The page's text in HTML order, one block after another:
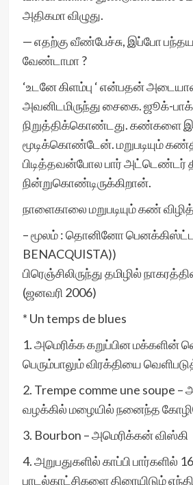
அதிகமா விழுது.
— எதற்கு வீண்பேச்சு, இப்போ
வேண்டாமா ?
‘உடனே கிளம்பு ‘ என்பதன்
அவனிடமிருந்து சைகை. ஜூக்-
நிறுத்திக்கொண்டது. கண்களை
மூடிக்கொண்டேன். மறுபடியும்
பிடித்தவன்போல பார் அட்டெண்டர்
நின்றுகொண்டிருக்கிறான்.
நாளைகாலை மறுபடியும் கண்
– மூலம் : தொனினோ
BENACQUISTA))
பிரெஞ்சிலிருந்து தமிழில்
(ஜனவரி 2006)
* Un temps de blues
1. அமெரிக்க கறுப்பின மக்களின்
பெரும்பாலும் விரக்தியை
2. Trempe comme une soupe –
வழக்கில் மழையில் நனைந்த
3. Bourbon – அமெரிக்கன் விஸ்கி
4. அறுபதுகளில் காப்பி பார்களில்
பாடல்காட்சிகளை திரையிடும்